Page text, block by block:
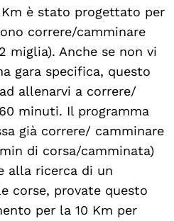
è stato progettato per
correre/camminare
miglia). Anche se non vi
gara specifica, questo
allenarvi a correre/
minuti. Il programma
già correre/ camminare
di corsa/camminata)
alla ricerca di un
corse, provate questo
per la 10 Km per